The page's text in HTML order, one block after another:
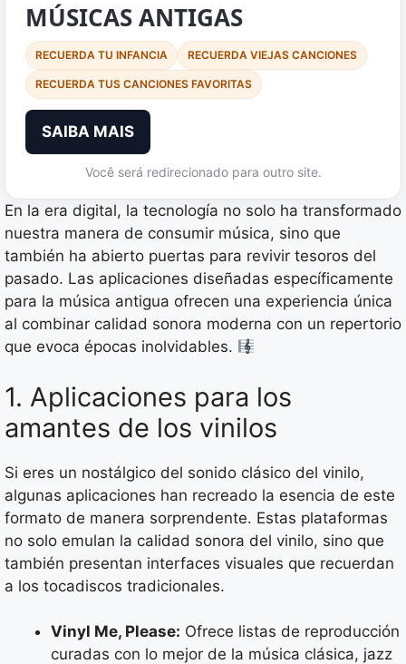
MÚSICAS ANTIGAS
RECUERDA TU INFANCIA RECUERDA VIEJAS CANCIONES
RECUERDA TUS CANCIONES FAVORITAS
SAIBA MAIS
Você será redirecionado para outro site.
En la era digital, la tecnología no solo ha transformado
nuestra manera de consumir música, sino que
también ha abierto puertas para revivir tesoros del
pasado. Las aplicaciones diseñadas específicamente
para la música antigua ofrecen una experiencia única
al combinar calidad sonora moderna con un repertorio
que evoca épocas inolvidables.
1. Aplicaciones para los
amantes de los vinilos
Si eres un nostálgico del sonido clásico del vinilo,
algunas aplicaciones han recreado la esencia de este
formato de manera sorprendente. Estas plataformas
no solo emulan la calidad sonora del vinilo, sino que
también presentan interfaces visuales que recuerdan
a los tocadiscos tradicionales.
Vinyl Me, Please: Ofrece listas de reproducción
curadas con lo mejor de la música clásica, jazz